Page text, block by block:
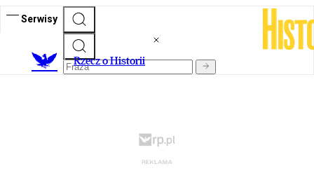
Serwisy
Rzecz o Historii